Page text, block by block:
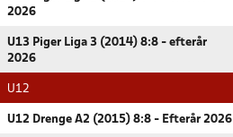
2026
U13 Piger Liga 3 (2014) 8:8 - efterår
2026
U12
U12 Drenge A2 (2015) 8:8 - Efterår 2026